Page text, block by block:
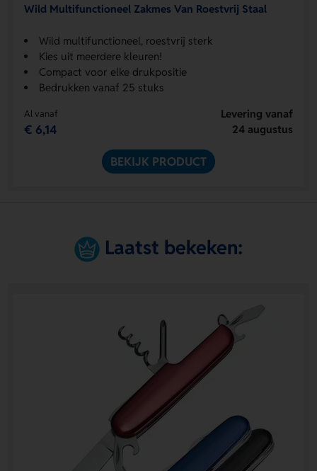
Wild Multifunctioneel Zakmes Van Roestvrij Staal
Wild multifunctioneel, roestvrij sterk
Kies uit meerdere kleuren!
Compact voor elke drukpositie
Bedrukken vanaf 25 stuks
Al vanaf
€ 6,14
Levering vanaf
24 augustus
BEKIJK PRODUCT
Laatst bekeken: